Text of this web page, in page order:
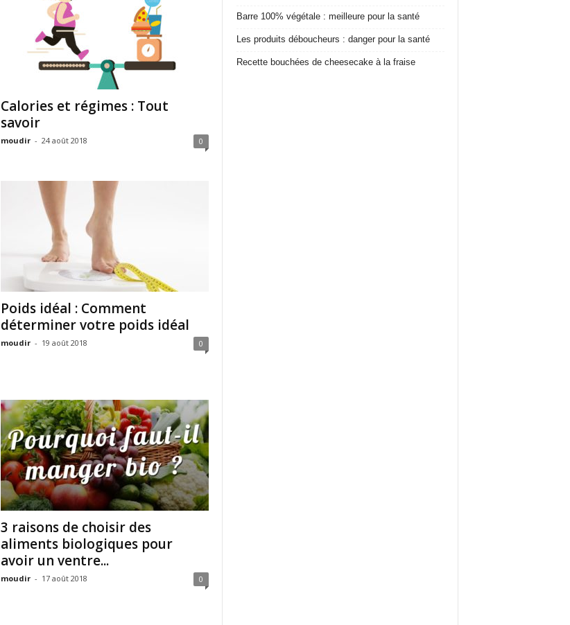
Calories et régimes : Tout
savoir
moudir - 24 août 2018 0
Poids idéal : Comment
déterminer votre poids idéal
moudir - 19 août 2018 0
3 raisons de choisir des
aliments biologiques pour
avoir un ventre...
moudir - 17 août 2018 0
Barre 100% végétale : meilleure pour la santé
Les produits déboucheurs : danger pour la santé
Recette bouchées de cheesecake à la fraise